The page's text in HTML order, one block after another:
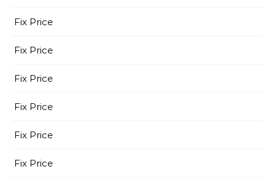
Fix Price
Fix Price
Fix Price
Fix Price
Fix Price
Fix Price